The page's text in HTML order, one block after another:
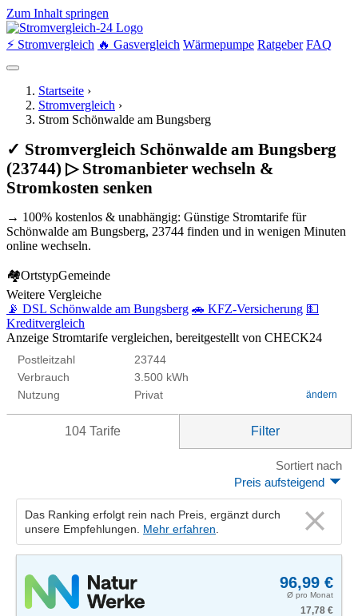
Zum Inhalt springen
⚡ Stromvergleich 🔥 Gasvergleich Wärmepumpe Ratgeber FAQ
Startseite ›
Stromvergleich ›
Strom Schönwalde am Bungsberg
✓ Stromvergleich Schönwalde am Bungsberg
(23744) ▷ Stromanbieter wechseln &
Stromkosten senken
→ 100% kostenlos & unabhängig: Günstige Stromtarife für
Schönwalde am Bungsberg, 23744 finden und in wenigen Minuten
online wechseln.
🏘OrtstypGemeinde
Weitere Vergleiche
📡 DSL Schönwalde am Bungsberg 🚗 KFZ-Versicherung 💵
Kreditvergleich
Anzeige Stromtarife vergleichen, bereitgestellt von CHECK24